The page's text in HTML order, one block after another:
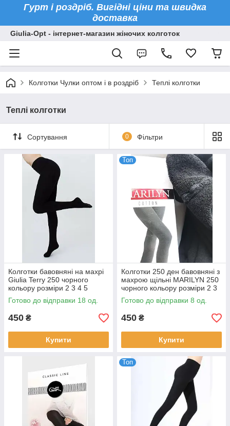
Гурт і роздріб. Вигідні ціни та швидка
доставка
Giulia-Opt - інтернет-магазин жіночих колготок
Колготки Чулки оптом і в роздріб Теплі колготки
Теплі колготки
Сортування 0 Фільтри
Колготки бавовняні на махрі
Giulia Terry 250 чорного
кольору розміри 2 3 4 5
Готово до відправки 18 од.
450 ₴
Купити
Топ
Колготки 250 ден бавовняні з
махрою щільні MARILYN 250
чорного кольору розміри 2 3
4 5 6
Готово до відправки 8 од.
450 ₴
Купити
Топ